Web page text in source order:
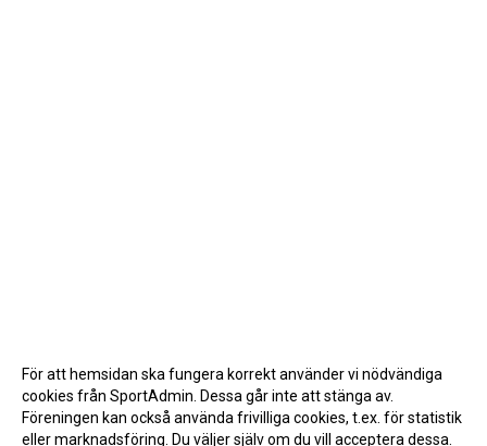
För att hemsidan ska fungera korrekt använder vi nödvändiga
cookies från SportAdmin. Dessa går inte att stänga av.
Föreningen kan också använda frivilliga cookies, t.ex. för statistik
eller marknadsföring. Du väljer själv om du vill acceptera dessa.